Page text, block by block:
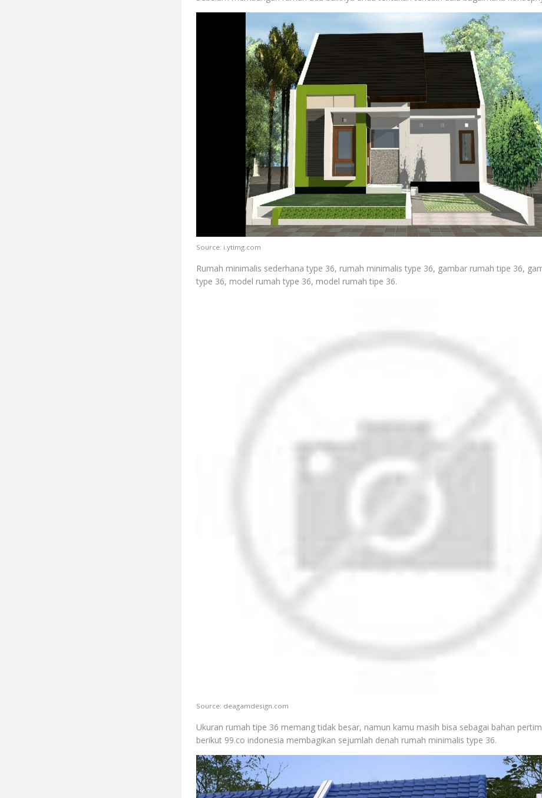
Source: i.ytimg.com
Rumah minimalis sederhana type 36, rumah minimalis type 36, gambar rumah tipe 36,
type 36, model rumah type 36, model rumah tipe 36.
Source: deagamdesign.com
Ukuran rumah tipe 36 memang tidak besar, namun kamu masih bisa sebagai bahan
berikut 99.co indonesia membagikan sejumlah denah rumah minimalis type 36.